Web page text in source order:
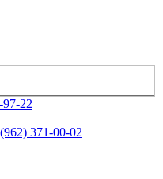
22
371-00-02